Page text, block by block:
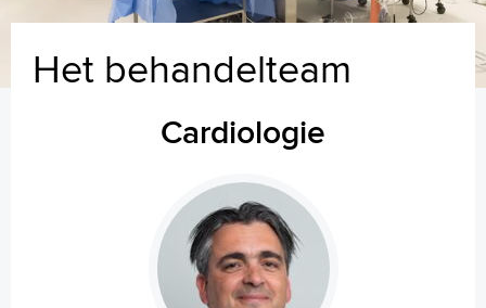
Het behandelteam
Cardiologie